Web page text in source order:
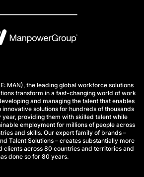
MAN), the leading global workforce solutions
transform in a fast-changing world of work
and managing the talent that enables
innovative solutions for hundreds of thousands
providing them with skilled talent while
employment for millions of people across
and skills. Our expert family of brands –
Talent Solutions – creates substantially more
clients across 80 countries and territories and
done so for 80 years.